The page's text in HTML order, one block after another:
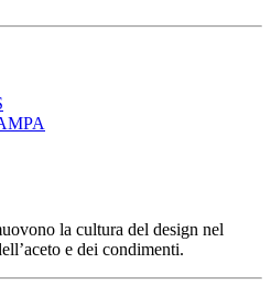
la cultura del design nel
e dei condimenti.